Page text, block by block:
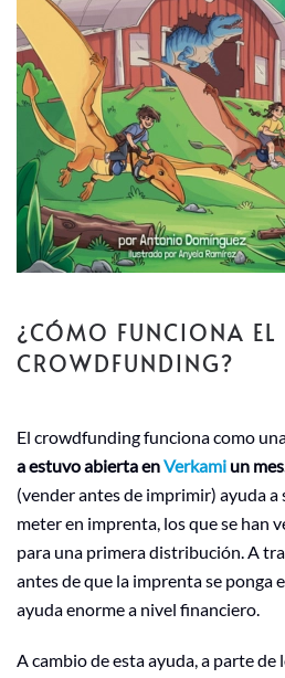
¿CÓMO FUNCIONA EL
CROWDFUNDING?
El crowdfunding funciona como
a estuvo abierta enVerkami un
(vender antes de imprimir) ayuda
meter en imprenta, los que se han
para una primera distribución. A
antes de que la imprenta se ponga
ayuda enorme a nivel financiero.
A cambio de esta ayuda, a parte de